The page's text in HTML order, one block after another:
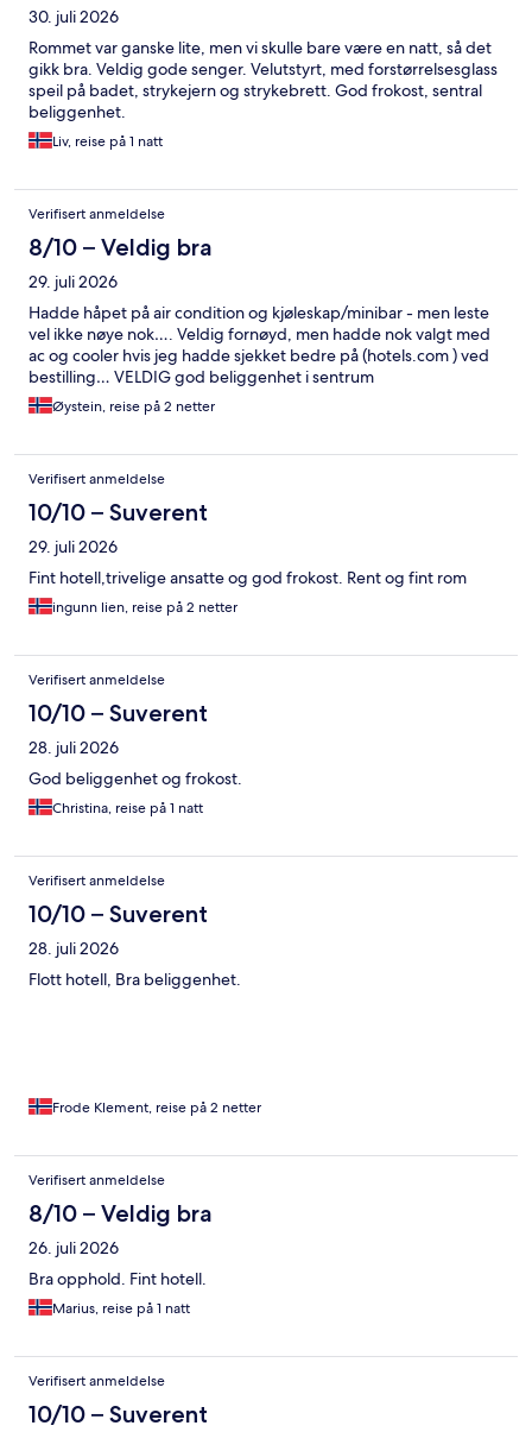
30. juli 2026
Rommet var ganske lite, men vi skulle bare være en natt, så det
gikk bra. Veldig gode senger. Velutstyrt, med forstørrelsesglass
speil på badet, strykejern og strykebrett. God frokost, sentral
beliggenhet.
Liv, reise på 1 natt
Verifisert anmeldelse
8/10 – Veldig bra
29. juli 2026
Hadde håpet på air condition og kjøleskap/minibar - men leste
vel ikke nøye nok…. Veldig fornøyd, men hadde nok valgt med
ac og cooler hvis jeg hadde sjekket bedre på (hotels.com ) ved
bestilling… VELDIG god beliggenhet i sentrum
Øystein, reise på 2 netter
Verifisert anmeldelse
10/10 – Suverent
29. juli 2026
Fint hotell,trivelige ansatte og god frokost. Rent og fint rom
ingunn lien, reise på 2 netter
Verifisert anmeldelse
10/10 – Suverent
28. juli 2026
God beliggenhet og frokost.
Christina, reise på 1 natt
Verifisert anmeldelse
10/10 – Suverent
28. juli 2026
Flott hotell, Bra beliggenhet.
Frode Klement, reise på 2 netter
Verifisert anmeldelse
8/10 – Veldig bra
26. juli 2026
Bra opphold. Fint hotell.
Marius, reise på 1 natt
Verifisert anmeldelse
10/10 – Suverent